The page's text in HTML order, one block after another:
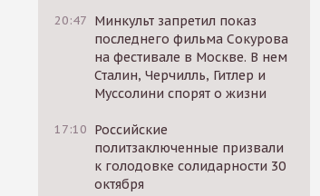
20:47 Минкульт запретил показ
последнего фильма Сокурова
на фестивале в Москве. В нем
Сталин, Черчилль, Гитлер и
Муссолини спорят о жизни
17:10 Российские
политзаключенные призвали
к голодовке солидарности 30
октября